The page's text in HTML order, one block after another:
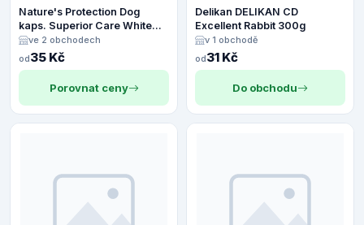
Nature's Protection Dog
kaps. Superior Care White
Adult Tuna and Sea Bass 70
ve 2 obchodech
od35 Kč
Porovnat ceny
Delikan DELIKAN CD
Excellent Rabbit 300g
v 1 obchodě
od31 Kč
Do obchodu